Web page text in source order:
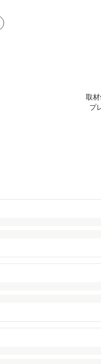
取
プ